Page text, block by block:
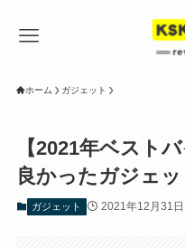
ホーム ガジェット
【2021年ベスト
良かったガジェ
ガジェット 2021年12月31日